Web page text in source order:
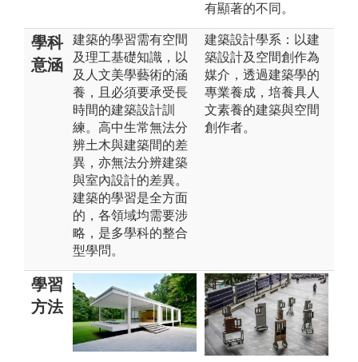
有顯著的不同。
學科
意涵
建築的學習需有空間
及理工基礎知識，以
及人文美學藝術的涵
養，且必須要承受長
時間的建築設計訓
練。高中生常無法分
辨土木與建築間的差
異，亦無法分辨建築
與室內設計的差異。
建築的學習是全方面
的，各領域均需要涉
略，是多學科的整合
型學問。
建築設計學系：以建
築設計及空間創作為
媒介，透過建築學的
專業養成，培養具人
文素養的建築與空間
創作者。
學習
方法